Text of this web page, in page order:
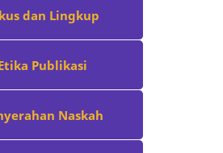
dan Lingkup
Publikasi
Naskah